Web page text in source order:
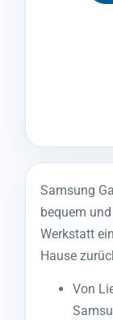
Samsung
bequem
Werkstatt
Hause
Von